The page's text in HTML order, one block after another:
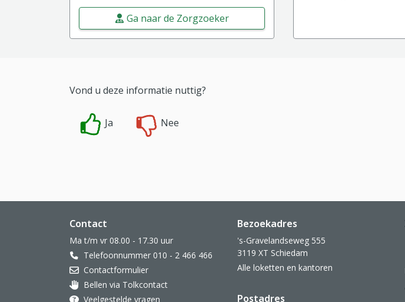
Ga naar de Zorgzoeker
Vond u deze informatie nuttig?
Ja Nee
Website footer
Contact
Ma t/m vr 08.00 - 17.30 uur
Telefoonnummer 010 - 2 466 466
Contactformulier
Oor met hoortoestel
Bellen via Tolkcontact
Veelgestelde vragen
Bezoekadres
's-Gravelandseweg 555
3119 XT Schiedam
Alle loketten en kantoren
Postadres